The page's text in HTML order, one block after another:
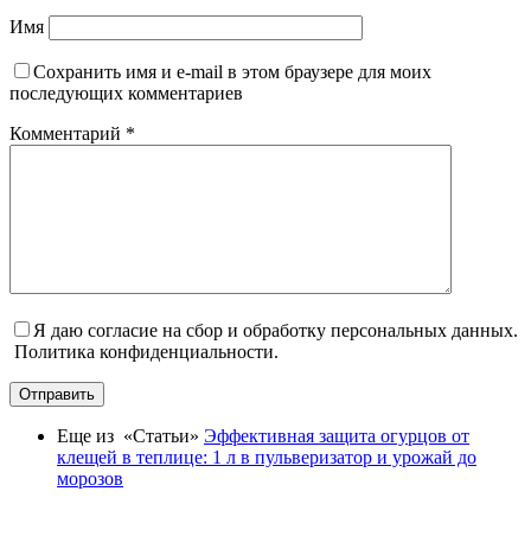
Имя
Сохранить имя и e-mail в этом браузере для моих
последующих комментариев
Комментарий *
Я даю согласие на сбор и обработку персональных данных.
Политика конфиденциальности.
Отправить
Еще из «Статьи» Эффективная защита огурцов от
клещей в теплице: 1 л в пульверизатор и урожай до
морозов